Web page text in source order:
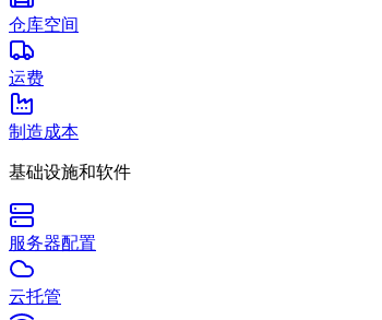
仓库空间
运费
制造成本
基础设施和软件
服务器配置
云托管